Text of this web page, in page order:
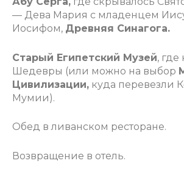
— Дева Мария с младенцем
Иосифом, Древняя Синагога.
Старый Египетский Музей, где
Шедевры (или можно на выбор
Цивилизации, куда перевезли
Мумии).
Обед в ливанском ресторане.
Возвращение в отель.